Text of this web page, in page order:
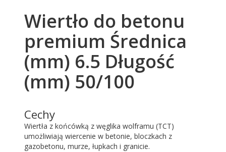
Wiertło do betonu
premium Średnica
(mm) 6.5 Długość
(mm) 50/100
Cechy
Wiertła z końcówką z węglika wolframu (TCT)
umożliwiają wiercenie w betonie, bloczkach z
gazobetonu, murze, łupkach i granicie.